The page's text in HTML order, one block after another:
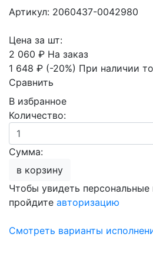
Артикул: 2060437-0042980
Цена за шт:
2 060 ₽ На заказ
1 648 ₽ (-20%) При наличии
Сравнить
В избранное
Количество:
Сумма:
в корзину
Чтобы увидеть
пройдите авторизацию
Смотреть варианты